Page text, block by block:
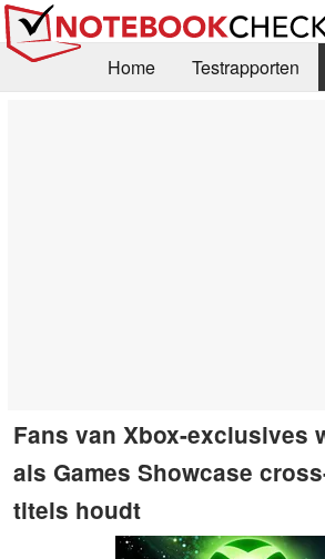
Home Testrapporten
Fans van Xbox-exclusives
als Games Showcase
titels houdt